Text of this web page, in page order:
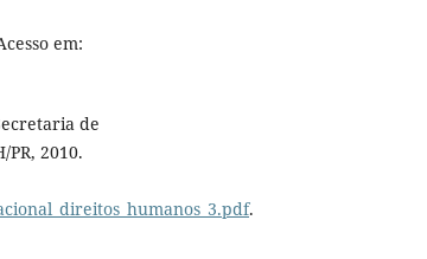
em:
de
2010.
.